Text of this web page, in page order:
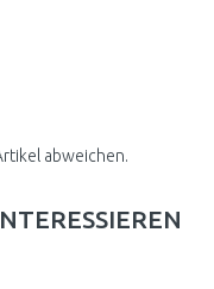
abweichen.